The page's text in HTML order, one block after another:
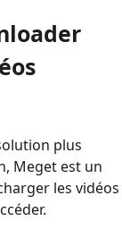
plus
Meget est un
les vidéos